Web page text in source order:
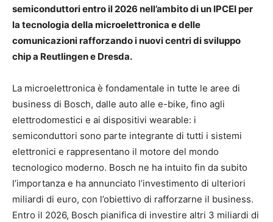
semiconduttori entro il 2026 nell’ambito di un IPCEI per
la tecnologia della microelettronica e delle
comunicazioni rafforzando i nuovi centri di sviluppo
chip a Reutlingen e Dresda.
La microelettronica è fondamentale in tutte le aree di
business di Bosch, dalle auto alle e-bike, fino agli
elettrodomestici e ai dispositivi wearable: i
semiconduttori sono parte integrante di tutti i sistemi
elettronici e rappresentano il motore del mondo
tecnologico moderno. Bosch ne ha intuito fin da subito
l’importanza e ha annunciato l’investimento di ulteriori
miliardi di euro, con l’obiettivo di rafforzarne il business.
Entro il 2026, Bosch pianifica di investire altri 3 miliardi di